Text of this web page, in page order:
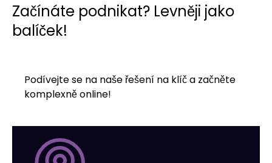
Začínáte podnikat? Levněji jako
balíček!
Podívejte se na naše řešení na klíč a začněte
komplexně online!